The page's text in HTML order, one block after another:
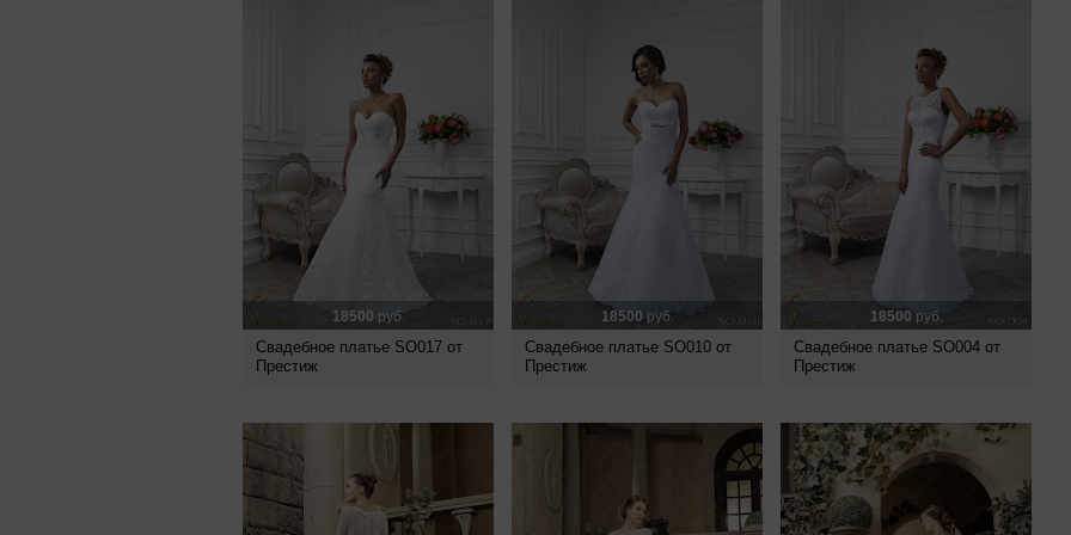
18500 руб.
Свадебное платье SO017 от
Престиж
18500 руб.
Свадебное платье SO010 от
Престиж
18500 руб.
Свадебное платье SO004 от
Престиж